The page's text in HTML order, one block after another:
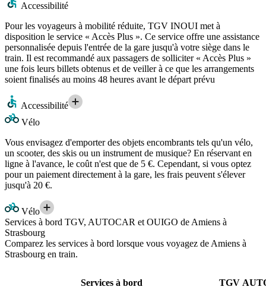
Accessibilité
Pour les voyageurs à mobilité réduite, TGV INOUI met à
disposition le service « Accès Plus ». Ce service offre une assistance
personnalisée depuis l'entrée de la gare jusqu'à votre siège dans le
train. Il est recommandé aux passagers de solliciter « Accès Plus »
une fois leurs billets obtenus et de veiller à ce que les arrangements
soient finalisés au moins 48 heures avant le départ prévu
Accessibilité
Vélo
Vous envisagez d'emporter des objets encombrants tels qu'un vélo,
un scooter, des skis ou un instrument de musique? En réservant en
ligne à l'avance, le coût n'est que de 5 €. Cependant, si vous optez
pour un paiement directement à la gare, les frais peuvent s'élever
jusqu'à 20 €.
Vélo
Services à bord TGV, AUTOCAR et OUIGO de Amiens à
Strasbourg
Comparez les services à bord lorsque vous voyagez de Amiens à
Strasbourg en train.
Services à bord TGV